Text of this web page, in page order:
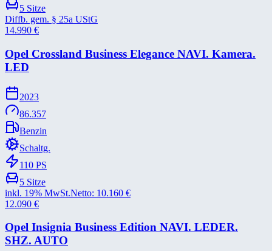
5 Sitze
Diffb. gem. § 25a UStG
14.990 €
Opel Crossland Business Elegance NAVI. Kamera.
LED
2023
86.357
Benzin
Schaltg.
110 PS
5 Sitze
inkl. 19% MwSt.Netto: 10.160 €
12.090 €
Opel Insignia Business Edition NAVI. LEDER.
SHZ. AUTO